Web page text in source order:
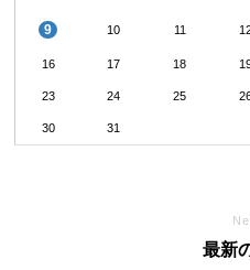
9 10 11
16 17 18
23 24 25
30 31
最新